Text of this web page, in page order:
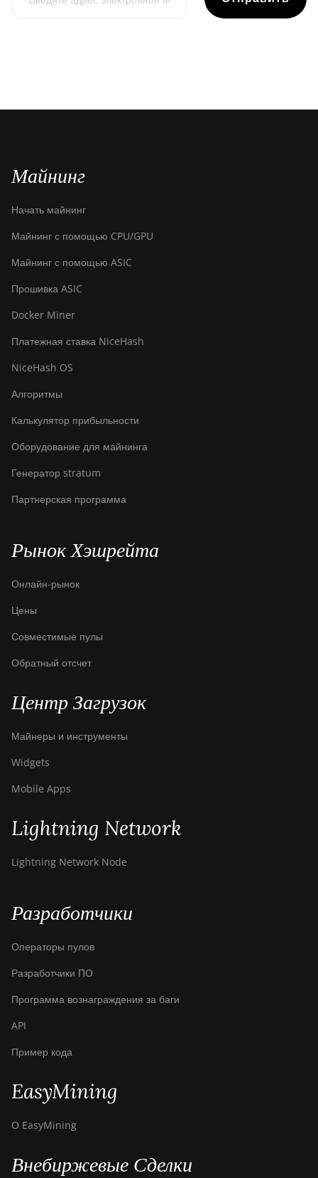
Майнинг
Начать майнинг
Майнинг с помощью CPU/GPU
Майнинг с помощью ASIC
Прошивка ASIC
Docker Miner
Платежная ставка NiceHash
NiceHash OS
Алгоритмы
Калькулятор прибыльности
Оборудование для майнинга
Генератор stratum
Партнерская программа
Рынок Хэшрейта
Онлайн-рынок
Цены
Совместимые пулы
Обратный отсчет
Центр Загрузок
Майнеры и инструменты
Widgets
Mobile Apps
Lightning Network
Lightning Network Node
Разработчики
Операторы пулов
Разработчики ПО
Программа вознаграждения за баги
API
Пример кода
EasyMining
О EasyMining
Внебиржевые Сделки